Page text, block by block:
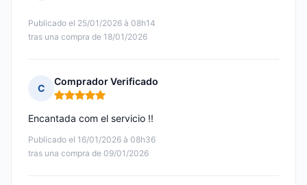
Publicado el 25/01/2026 à 08h14
tras una compra de 18/01/2026
C
Comprador Verificado
Nota: 5 de 5
Publicado el 16/01/2026 à 08h36
tras una compra de 09/01/2026
Encantada com el servicio !!